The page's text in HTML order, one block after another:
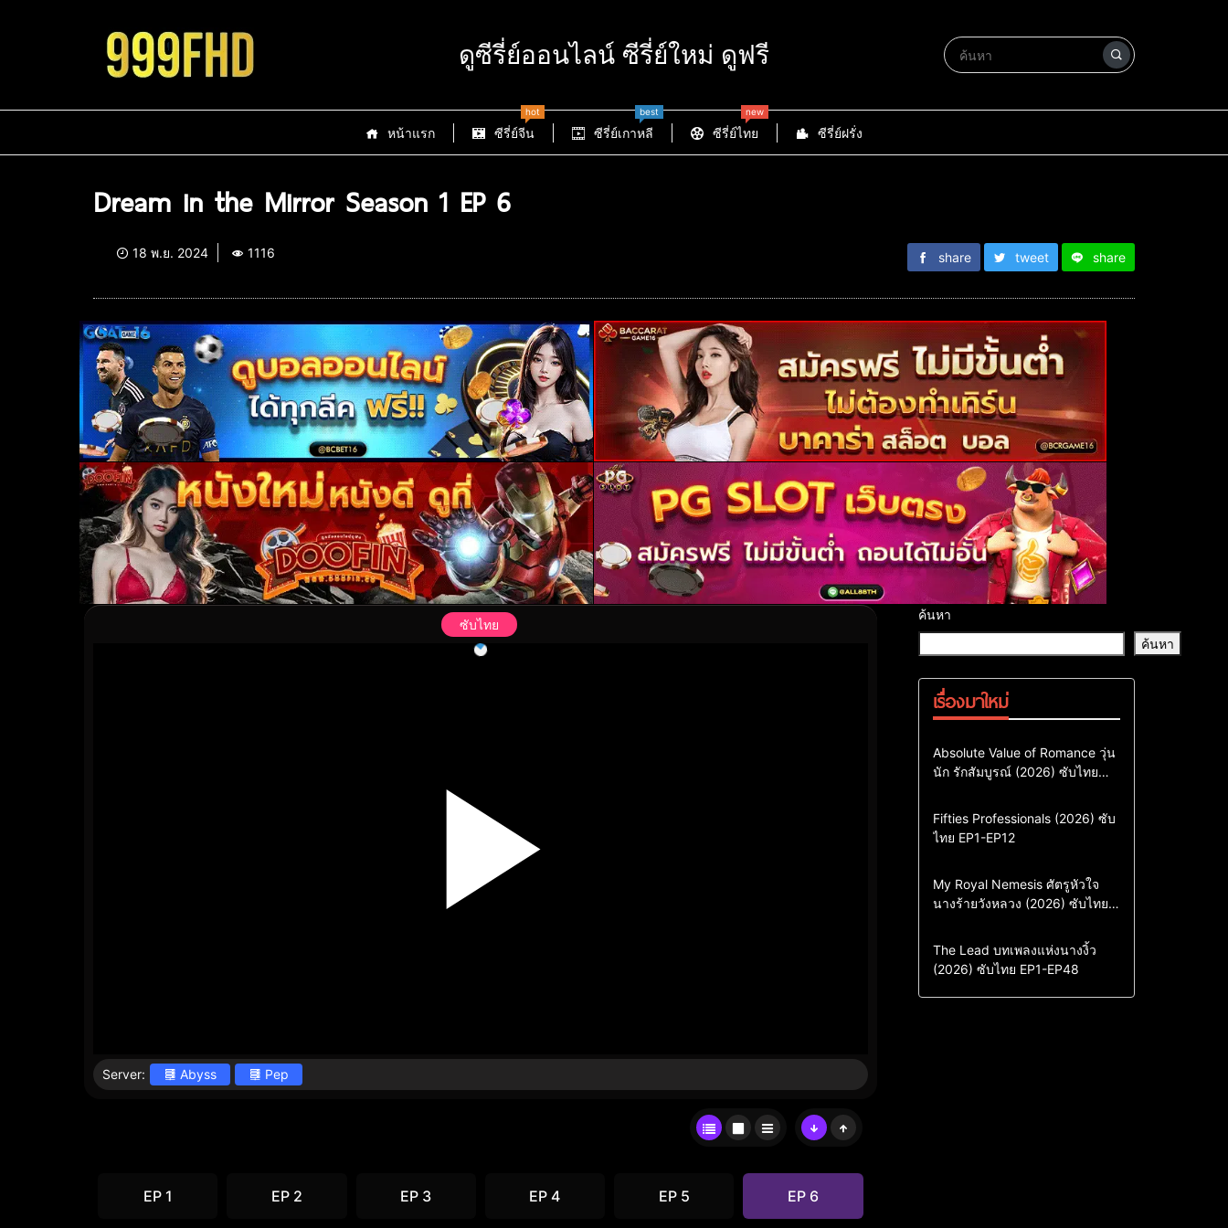
ดูซีรี่ย์ออนไลน์ ซีรี่ย์ใหม่ ดูฟรี
หน้าแรก ซีรี่ย์จีน
hot
ซีรี่ย์เกาหลี
best
ซีรี่ย์ไทย
new
ซีรี่ย์ฝรั่ง
Dream in the Mirror Season 1 EP 6
18 พ.ย. 2024 1116 share tweet share
ซับไทย
Server: Abyss Pep
EP 1 EP 2 EP 3 EP 4 EP 5 EP 6
ค้นหา
ค้นหา
เรื่องมาใหม่
Comedy Drama
ซีรี่ย์เกาหลี
ซีรี่ย์เกาหลีซับไทย
Absolute Value of Romance วุ่น
นัก รักสัมบูรณ์ (2026) ซับไทย
Action & Adventure
Comedy
Drama
ซีรี่ย์เกาหลี
Fifties Professionals (2026) ซับ
ไทย EP1-EP12
Comedy
Drama
Sci-Fi & Fantasy
ซีรี่ย์เกาหลี
My Royal Nemesis ศัตรูหัวใจ
นางร้ายวังหลวง (2026) ซับไทย
Drama
ซีรี่ย์จีน
ซีรี่ย์จีนซับไทย
The Lead บทเพลงแห่งนางงิ้ว
(2026) ซับไทย EP1-EP48